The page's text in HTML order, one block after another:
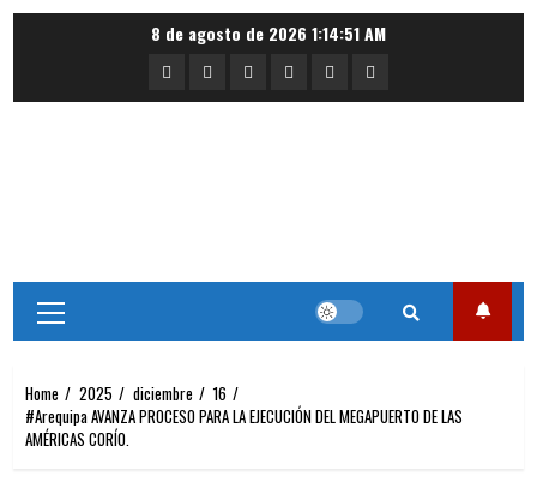
8 de agosto de 2026 1:14:51 AM
PortadaNacionalInternacional
DeportesRegional
Local
Primary
Menu
Home 2025 diciembre
16
#Arequipa AVANZA PROCESO PARA LA EJECUCIÓN DEL MEGAPUERTO DE LAS
AMÉRICAS CORÍO.